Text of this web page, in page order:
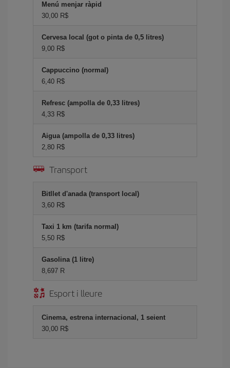
Menú menjar ràpid
30,00 R$
Cervesa local (got o pinta de 0,5 litres)
9,00 R$
Cappuccino (normal)
6,40 R$
Refresc (ampolla de 0,33 litres)
4,33 R$
Aigua (ampolla de 0,33 litres)
2,80 R$
Transport
Bitllet d'anada (transport local)
3,60 R$
Taxi 1 km (tarifa normal)
5,50 R$
Gasolina (1 litre)
8,697 R
Esport i lleure
Cinema, estrena internacional, 1 seient
30,00 R$